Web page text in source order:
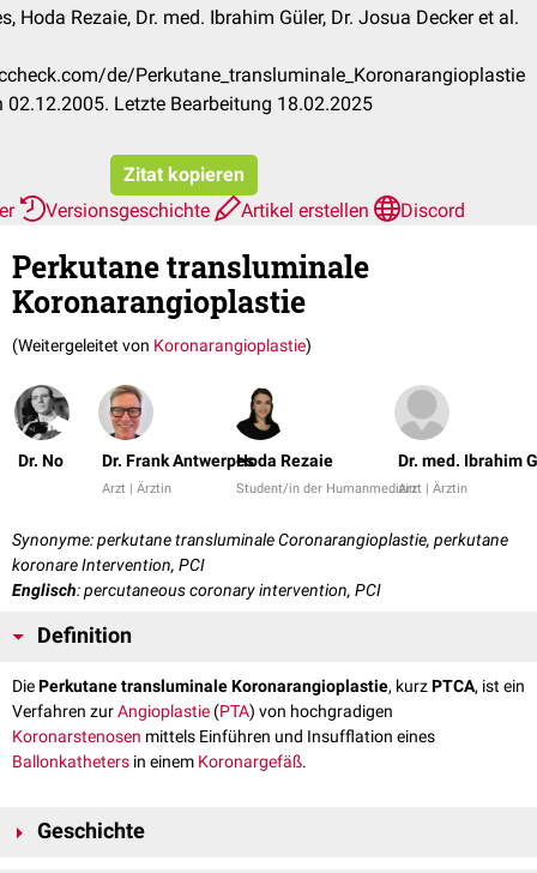
Hoda Rezaie, Dr. med. Ibrahim Güler, Dr. Josua Decker et al.
de/Perkutane_transluminale_Koronarangioplastie
02.12.2005. Letzte Bearbeitung 18.02.2025
Zitat kopieren
Versionsgeschichte Artikel erstellen Discord
Perkutane transluminale
Koronarangioplastie
(Weitergeleitet von Koronarangioplastie)
Dr. No Dr. Frank Antwerpes
Arzt | Ärztin
Hoda Rezaie
Student/in der Humanmedizin
Dr. med. Ibrahim
Arzt | Ärztin
Synonyme: perkutane transluminale Coronarangioplastie, perkutane
koronare Intervention, PCI
Englisch: percutaneous coronary intervention, PCI
Definition
DiePerkutane transluminale Koronarangioplastie, kurzPTCA, ist ein
Verfahren zurAngioplastie (PTA) von hochgradigen
Koronarstenosen mittels Einführen und Insufflation eines
Ballonkatheters in einem Koronargefäß.
Geschichte